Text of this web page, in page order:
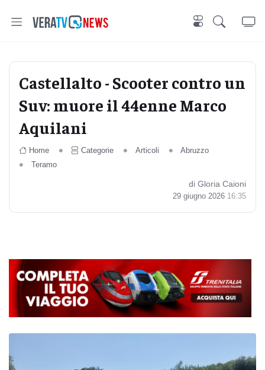
Castellalto - Scooter contro un
Suv: muore il 44enne Marco
Aquilani
Home Categorie Articoli
Abruzzo
Teramo
di Gloria Caioni
29 giugno 2026 16:35